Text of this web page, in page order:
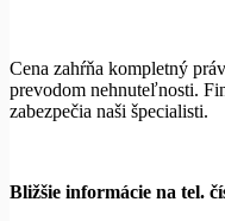
Cena zahŕňa kompletný
prevodom nehnuteľnosti.
zabezpečia naši špecialisti.
Bližšie informácie na tel.